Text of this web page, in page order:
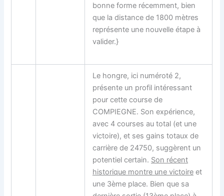
bonne forme récemment, bien
que la distance de 1800 mètres
représente une nouvelle étape à
valider.}
Le hongre, ici numéroté 2,
présente un profil intéressant
pour cette course de
COMPIEGNE. Son expérience,
avec 4 courses au total (et une
victoire), et ses gains totaux de
carrière de 24750, suggèrent un
potentiel certain. Son récent
historique montre une victoire et
une 3ème place. Bien que sa